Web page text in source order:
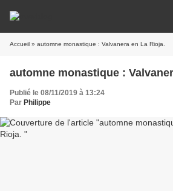
Accueil » automne monastique : Valvanera en La Rioja.
automne monastique :
Publié le 08/11/2019 à 13:24
Par Philippe